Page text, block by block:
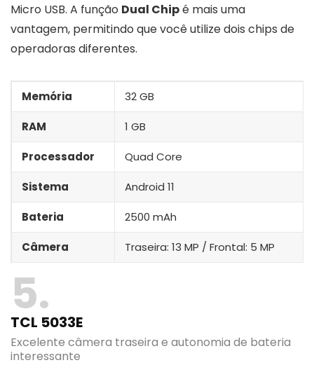
Micro USB. A função Dual Chipé mais uma
vantagem, permitindo que você utilize dois chips de
operadoras diferentes.
Memória 32 GB
RAM 1 GB
Processador Quad Core
Sistema Android 11
Bateria 2500 mAh
Câmera Traseira: 13 MP / Frontal: 5 MP
5
TCL 5033E
Excelente câmera traseira e autonomia de bateria
interessante